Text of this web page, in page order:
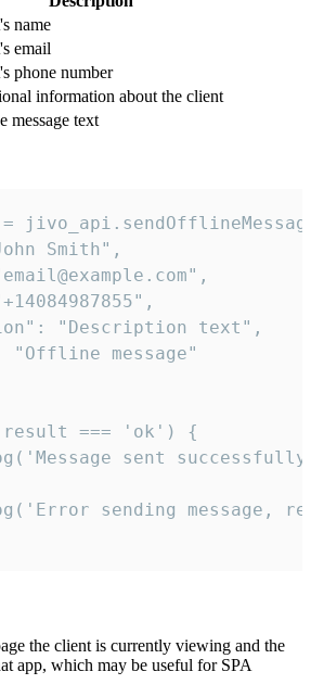
name
email
phone number
information about the client
message text
Smith",
"Description text",
"Offline message"
=== 'ok') {
sent
sending message,
the client is currently viewing and the
app, which may be useful for SPA